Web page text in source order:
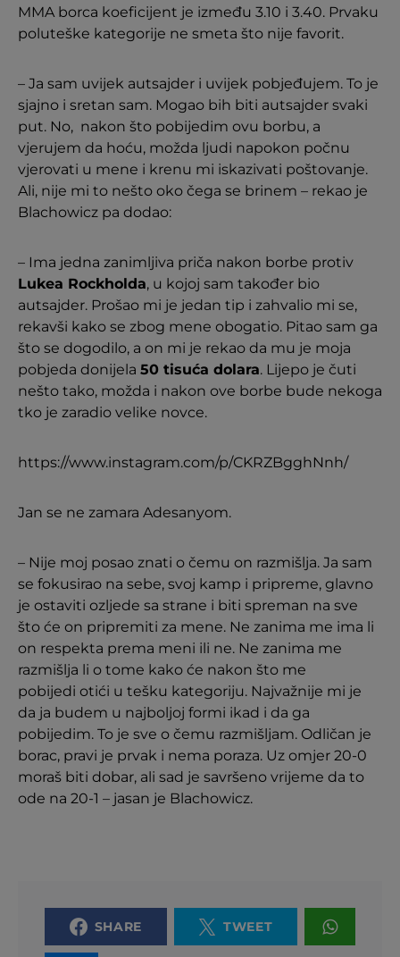
MMA borca koeficijent je između 3.10 i 3.40. Prvaku
poluteške kategorije ne smeta što nije favorit.
– Ja sam uvijek autsajder i uvijek pobjeđujem. To je
sjajno i sretan sam. Mogao bih biti autsajder svaki
put. No, nakon što pobijedim ovu borbu, a
vjerujem da hoću, možda ljudi napokon počnu
vjerovati u mene i krenu mi iskazivati poštovanje.
Ali, nije mi to nešto oko čega se brinem – rekao je
Blachowicz pa dodao:
– Ima jedna zanimljiva priča nakon borbe protiv
Lukea Rockholda, u kojoj sam također bio
autsajder. Prošao mi je jedan tip i zahvalio mi se,
rekavši kako se zbog mene obogatio. Pitao sam ga
što se dogodilo, a on mi je rekao da mu je moja
pobjeda donijela 50 tisuća dolara. Lijepo je čuti
nešto tako, možda i nakon ove borbe bude nekoga
tko je zaradio velike novce.
https://www.instagram.com/p/CKRZBgghNnh/
Jan se ne zamara Adesanyom.
– Nije moj posao znati o čemu on razmišlja. Ja sam
se fokusirao na sebe, svoj kamp i pripreme, glavno
je ostaviti ozljede sa strane i biti spreman na sve
što će on pripremiti za mene. Ne zanima me ima li
on respekta prema meni ili ne. Ne zanima me
razmišlja li o tome kako će nakon što me
pobijedi otići u tešku kategoriju. Najvažnije mi je
da ja budem u najboljoj formi ikad i da ga
pobijedim. To je sve o čemu razmišljam. Odličan je
borac, pravi je prvak i nema poraza. Uz omjer 20-0
moraš biti dobar, ali sad je savršeno vrijeme da to
ode na 20-1 – jasan je Blachowicz.
SHARE TWEET